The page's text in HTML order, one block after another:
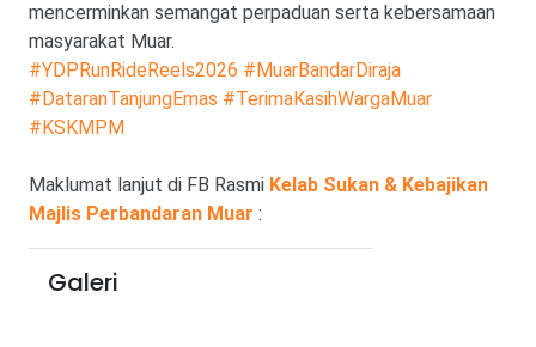
mencerminkan semangat perpaduan serta kebersamaan
masyarakat Muar.
#YDPRunRideReels2026 #MuarBandarDiraja
#DataranTanjungEmas #TerimaKasihWargaMuar
#KSKMPM
Maklumat lanjut di FB Rasmi Kelab Sukan & Kebajikan
Majlis Perbandaran Muar :
Galeri